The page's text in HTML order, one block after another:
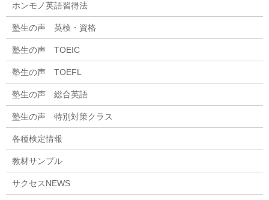
ホンモノ英語習得法
塾生の声 英検・資格
塾生の声 TOEIC
塾生の声 TOEFL
塾生の声 総合英語
塾生の声 特別対策クラス
各種検定情報
教材サンプル
サクセスNEWS